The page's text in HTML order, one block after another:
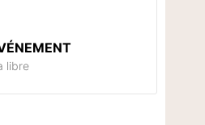
libre